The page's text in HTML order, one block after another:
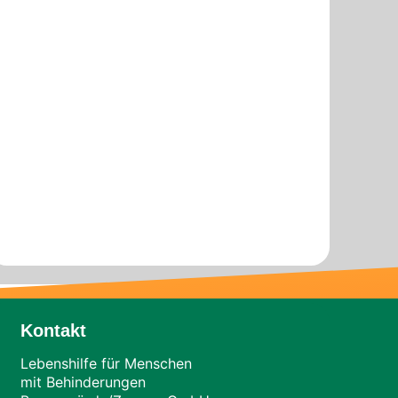
Kontakt
Lebenshilfe für Menschen
mit Behinderungen